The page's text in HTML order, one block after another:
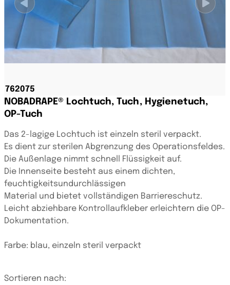
NOBADRAPE® Lochtuch, Tuch, Hygienetuch,
OP-Tuch
Das 2-lagige Lochtuch ist einzeln steril verpackt.
Es dient zur sterilen Abgrenzung des Operationsfeldes.
Die Außenlage nimmt schnell Flüssigkeit auf.
Die Innenseite besteht aus einem dichten,
feuchtigkeitsundurchlässigen
Material und bietet vollständigen Barriereschutz.
Leicht abziehbare Kontrollaufkleber erleichtern die OP-
Dokumentation.
Farbe: blau, einzeln steril verpackt
Sortieren nach: